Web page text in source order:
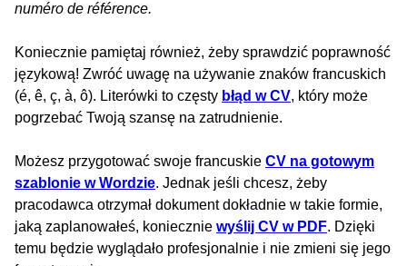
numéro de référence.
Koniecznie pamiętaj również, żeby sprawdzić poprawność
językową! Zwróć uwagę na używanie znaków francuskich
(é, ê, ç, à, ô). Literówki to częsty błąd w CV, który może
pogrzebać Twoją szansę na zatrudnienie.
Możesz przygotować swoje francuskie CV na gotowym
szablonie w Wordzie. Jednak jeśli chcesz, żeby
pracodawca otrzymał dokument dokładnie w takie formie,
jaką zaplanowałeś, koniecznie wyślij CV w PDF. Dzięki
temu będzie wyglądało profesjonalnie i nie zmieni się jego